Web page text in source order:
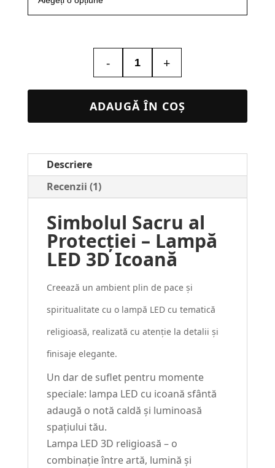
-
Cantitate
Lampa
Led
3D
Icoana
+
ADAUGĂ ÎN COȘ
Descriere
Recenzii (1)
Simbolul Sacru al
Protecției – Lampă
LED 3D Icoană
Creează un ambient plin de pace și
spiritualitate cu o lampă LED cu tematică
religioasă, realizată cu atenție la detalii și
finisaje elegante.
Un dar de suflet pentru momente
speciale: lampa LED cu icoană sfântă
adaugă o notă caldă și luminoasă
spațiului tău.
Lampa LED 3D religioasă – o
combinație între artă, lumină și